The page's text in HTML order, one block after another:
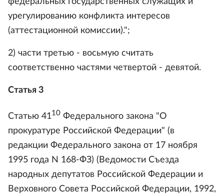
урегулированию конфликта интересов
(аттестационной комиссии).";
2) части третью - восьмую считать
соответственно частями четвертой - девятой.
Статья 3
Статью 4110 Федерального закона "О
прокуратуре Российской Федерации" (в
редакции Федерального закона от 17 ноября
1995 года N 168-ФЗ) (Ведомости Съезда
народных депутатов Российской Федерации и
Верховного Совета Российской Федерации, 1992,